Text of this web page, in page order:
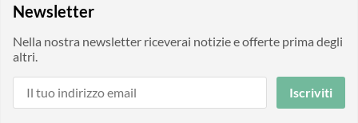
Newsletter
Nella nostra newsletter riceverai notizie e offerte prima degli
altri.
Iscriviti